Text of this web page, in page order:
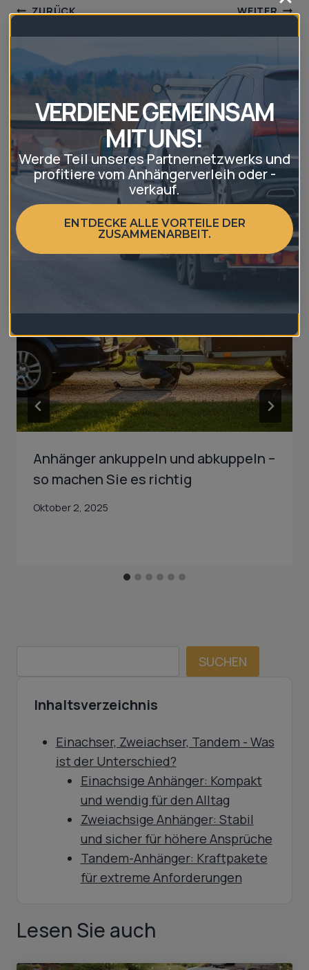
Beitragsnavigation
ZURÜCK
So einfach
entsorgen Sie
Grünzeug, Äste & Co.
mit einem
Mietanhänger
WEITER
Anhänger mieten: So
einfach und günstig
transportieren Sie
Baumaterial!
Lesen Sie auch
Anhänger ankuppeln und abkuppeln –
so machen Sie es richtig
Oktober 2, 2025
SUCHEN
Inhaltsverzeichnis
Einachser, Zweiachser, Tandem - Was
ist der Unterschied?
Einachsige Anhänger: Kompakt
und wendig für den Alltag
Zweiachsige Anhänger: Stabil
und sicher für höhere Ansprüche
Tandem-Anhänger: Kraftpakete
für extreme Anforderungen
Lesen Sie auch
VERDIENE GEMEINSAM
MIT UNS!
Werde Teil unseres Partnernetzwerks und
profitiere vom Anhängerverleih oder -
verkauf.
ENTDECKE ALLE VORTEILE DER
ZUSAMMENARBEIT.